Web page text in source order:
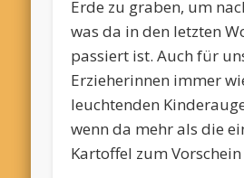
Erde zu graben, um
was da in den letzten
passiert ist. Auch für
Erzieherinnen immer
leuchtenden
wenn da mehr als die
Kartoffel zum